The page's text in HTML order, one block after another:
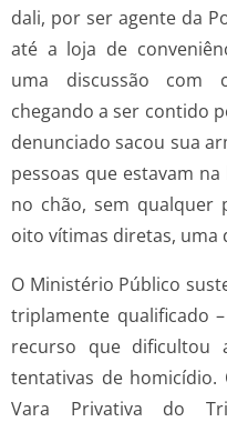
dali, por ser agente da
até a loja de
uma discussão com
chegando a ser contido
denunciado sacou sua
pessoas que estavam
no chão, sem qualquer
oito vítimas diretas, uma
O Ministério Público
triplamente qualificado
recurso que
tentativas de
Vara Privativa do